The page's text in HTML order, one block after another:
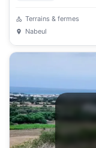
Terrains & fermes
Nabeul